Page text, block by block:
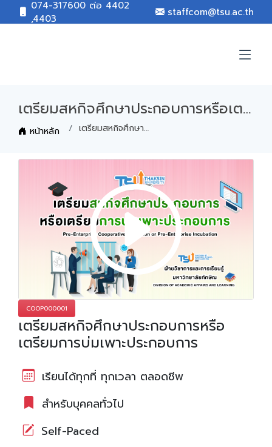
074-317600 ต่อ 4402
,4403
staffcom@tsu.ac.th
เตรียมสหกิจศึกษาประกอบการหรือเตรียมการบ่มเพาะประกอบการ
หน้าหลัก เตรียมสหกิจศึกษาประกอบการหรือเตรียมการบ่มเพาะประกอบการ
COOP000001
เตรียมสหกิจศึกษาประกอบการหรือ
เตรียมการบ่มเพาะประกอบการ
เรียนได้ทุกที่ ทุกเวลา ตลอดชีพ
สำหรับบุคคลทั่วไป
Self-Paced